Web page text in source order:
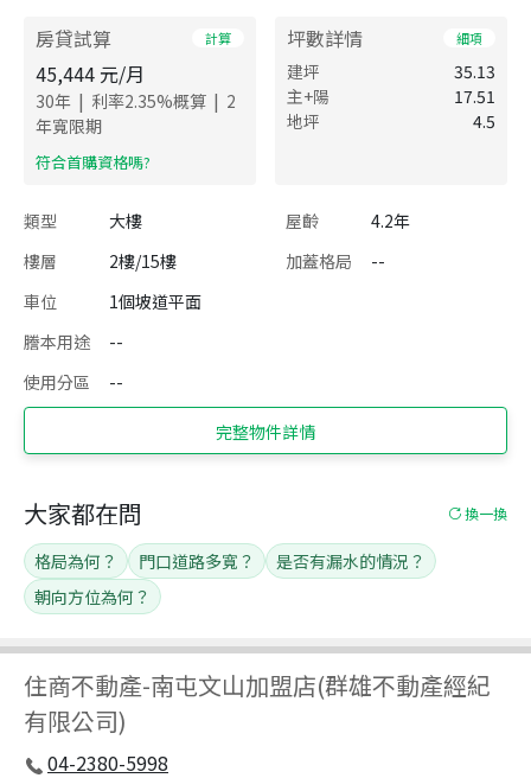
房貸試算 計算
45,444 元/月
30年 | 利率2.35%概算 | 2
年寬限期
​符合首購資格嗎?
坪數詳情 細項
建坪
35.13
主+陽
17.51
地坪
4.5
類型 大樓 屋齡
4.2年
樓層
2樓/15樓 加蓋格局
--
車位
1個坡道平面
謄本用途
--
使用分區
--
完整物件詳情
住商不動產-南屯文山加盟店(群雄不動產經紀
有限公司)
04-2380-5998
大家都在問 換一換
格局為何？ 門口道路多寬？
是否有漏水的情況？
朝向方位為何？